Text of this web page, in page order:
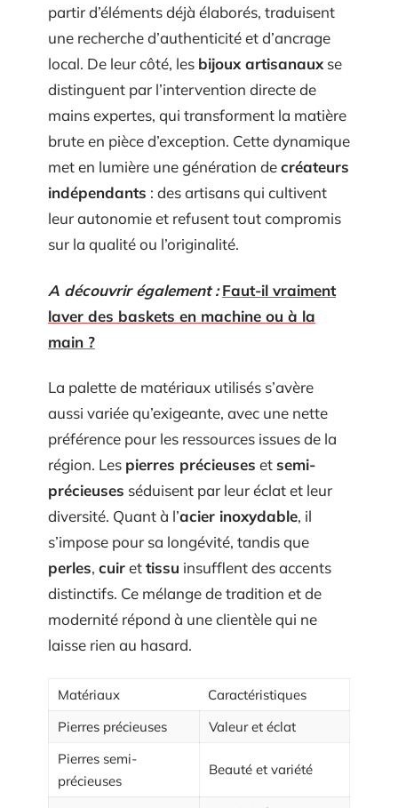
partir d’éléments déjà élaborés, traduisent
une recherche d’authenticité et d’ancrage
local. De leur côté, les bijoux artisanaux se
distinguent par l’intervention directe de
mains expertes, qui transforment la matière
brute en pièce d’exception. Cette dynamique
met en lumière une génération decréateurs
indépendants : des artisans qui cultivent
leur autonomie et refusent tout compromis
sur la qualité ou l’originalité.
A découvrir également : Faut-il vraiment
laver des baskets en machine ou à la
main ?
La palette de matériaux utilisés s’avère
aussi variée qu’exigeante, avec une nette
préférence pour les ressources issues de la
région. Les pierres précieuses etsemi-
précieuses séduisent par leur éclat et leur
diversité. Quant à l’acier inoxydable, il
s’impose pour sa longévité, tandis que
perles, cuirettissu insufflent des accents
distinctifs. Ce mélange de tradition et de
modernité répond à une clientèle qui ne
laisse rien au hasard.
Matériaux
Caractéristiques
Pierres précieuses
Valeur et éclat
Pierres semi-
précieuses
Beauté et variété